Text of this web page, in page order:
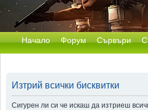
Начало Форум Сървъри
Изтрий всички бисквитки
Сигурен ли си че искаш да изтриеш